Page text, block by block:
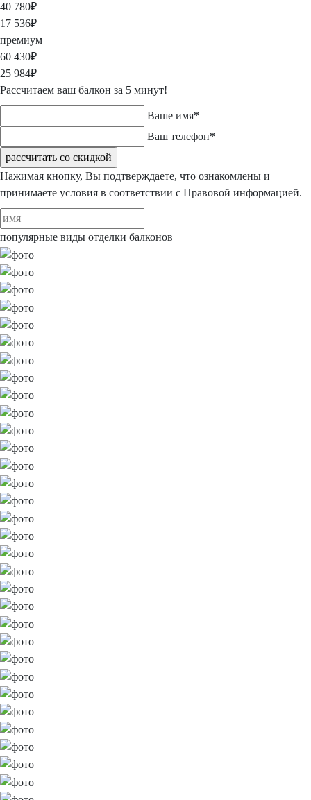
40 780₽
17 536₽
премиум
60 430₽
25 984₽
Рассчитаем ваш балкон за 5 минут!
Ваше имя*
Ваш телефон*
рассчитать со скидкой
Нажимая кнопку, Вы подтверждаете, что ознакомлены и
принимаете условия в соответствии с Правовой информацией.
популярные виды отделки балконов